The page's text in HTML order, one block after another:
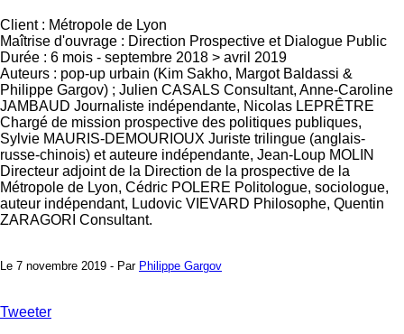
Client : Métropole de Lyon
Maîtrise d'ouvrage : Direction Prospective et Dialogue Public
Durée : 6 mois - septembre 2018 > avril 2019
Auteurs : pop-up urbain (Kim Sakho, Margot Baldassi &
Philippe Gargov) ; Julien CASALS Consultant, Anne-Caroline
JAMBAUD Journaliste indépendante, Nicolas LEPRÊTRE
Chargé de mission prospective des politiques publiques,
Sylvie MAURIS-DEMOURIOUX Juriste trilingue (anglais-
russe-chinois) et auteure indépendante, Jean-Loup MOLIN
Directeur adjoint de la Direction de la prospective de la
Métropole de Lyon, Cédric POLERE Politologue, sociologue,
auteur indépendant, Ludovic VIEVARD Philosophe, Quentin
ZARAGORI Consultant.
Le 7 novembre 2019 - Par Philippe Gargov
Tweeter